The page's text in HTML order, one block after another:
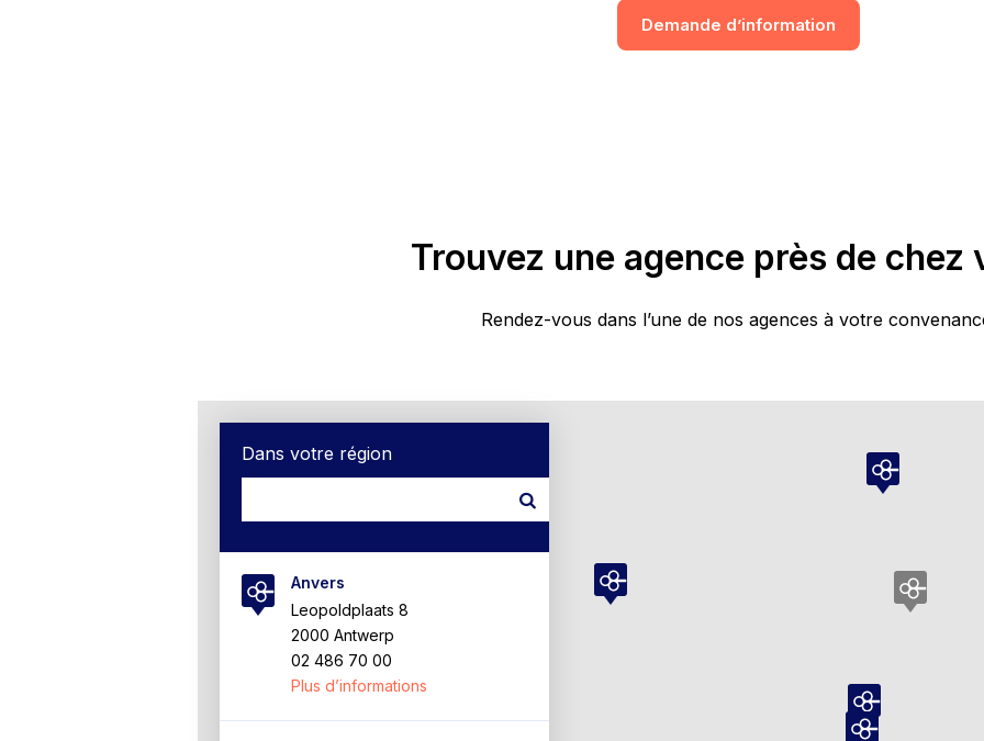
Demande d’information
Trouvez une agence près de chez
Rendez-vous dans l’une de nos agences à votre
Dans votre région
Anvers
Leopoldplaats 8
2000 Antwerp
02 486 70 00
Plus d’informations